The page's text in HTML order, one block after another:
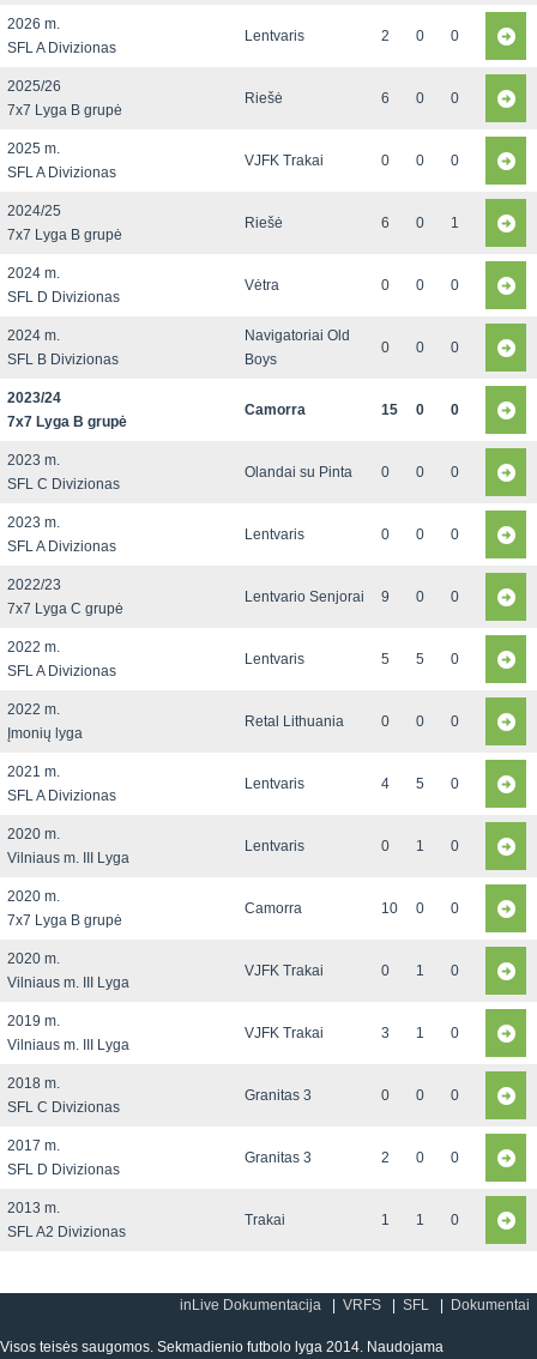
2026 m.
SFL A Divizionas
Lentvaris 2 0 0
2025/26
7x7 Lyga B grupė
Riešė 6 0 0
2025 m.
SFL A Divizionas
VJFK Trakai 0 0 0
2024/25
7x7 Lyga B grupė
Riešė 6 0 1
2024 m.
SFL D Divizionas
Vėtra 0 0 0
2024 m.
SFL B Divizionas
Navigatoriai Old
Boys
0 0 0
2023/24
7x7 Lyga B grupė
Camorra 15 0 0
2023 m.
SFL C Divizionas
Olandai su Pinta 0 0 0
2023 m.
SFL A Divizionas
Lentvaris 0 0 0
2022/23
7x7 Lyga C grupė
Lentvario Senjorai 9 0 0
2022 m.
SFL A Divizionas
Lentvaris 5 5 0
2022 m.
Įmonių lyga
Retal Lithuania 0 0 0
2021 m.
SFL A Divizionas
Lentvaris 4 5 0
2020 m.
Vilniaus m. III Lyga
Lentvaris 0 1 0
2020 m.
7x7 Lyga B grupė
Camorra 10 0 0
2020 m.
Vilniaus m. III Lyga
VJFK Trakai 0 1 0
2019 m.
Vilniaus m. III Lyga
VJFK Trakai 3 1 0
2018 m.
SFL C Divizionas
Granitas 3 0 0 0
2017 m.
SFL D Divizionas
Granitas 3 2 0 0
2013 m.
SFL A2 Divizionas
Trakai 1 1 0
inLive Dokumentacija VRFS SFL Dokumentai
Visos teisės saugomos. Sekmadienio futbolo lyga 2014. Naudojama